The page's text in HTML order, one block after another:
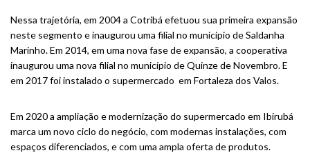
Nessa trajetória, em 2004 a Cotribá efetuou sua primeira expansão
neste segmento e inaugurou uma filial no município de Saldanha
Marinho. Em 2014, em uma nova fase de expansão, a cooperativa
inaugurou uma nova filial no município de Quinze de Novembro. E
em 2017 foi instalado o supermercado em Fortaleza dos Valos.
Em 2020 a ampliação e modernização do supermercado em Ibirubá
marca um novo ciclo do negócio, com modernas instalações, com
espaços diferenciados, e com uma ampla oferta de produtos.